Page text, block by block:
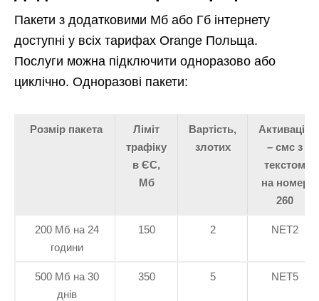
Пакети з додатковими Мб або Гб інтернету
доступні у всіх тарифах Orange Польща.
Послуги можна підключити одноразово або
циклічно. Одноразові пакети:
Розмір пакета
Ліміт
трафіку
в ЄС,
Мб
Вартість,
злотих
Активація
– смс з
текстом
на номер
260
200 Мб на 24
години
150 2 NET2
500 Мб на 30
днів
350 5 NET5